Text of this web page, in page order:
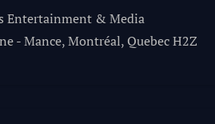
Entertainment & Media
- Mance, Montréal, Quebec H2Z